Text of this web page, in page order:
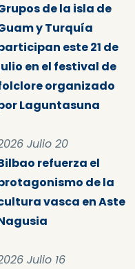
de la isla de
y Turquía
este 21 de
en el festival de
organizado
Laguntasuna
Julio 20
refuerza el
de la
vasca en Aste
Julio 16